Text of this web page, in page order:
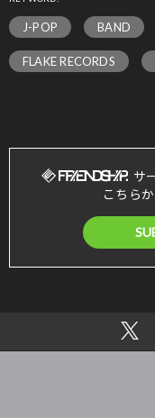
J-POP BAND
FLAKE RECORDS
サ
こちら